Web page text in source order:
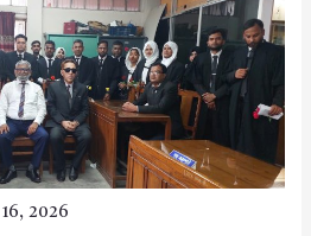
16, 2026